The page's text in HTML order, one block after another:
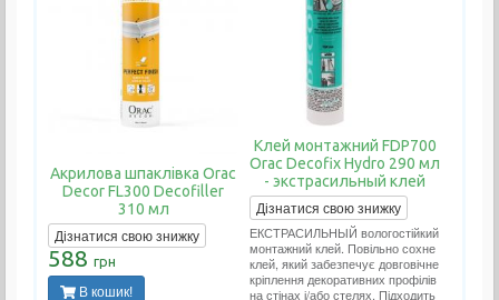
Акрилова шпаклівка Orac
Decor FL300 Decofiller
310 мл
Дізнатися свою знижку
588 грн
В кошик!
Клей монтажний FDP700
Orac Decofix Hydro 290 мл
- экстрасильный клей
Дізнатися свою знижку
ЕКСТРАСИЛЬНЫЙ вологостійкий
монтажний клей. Повільно сохне
клей, який забезпечує довговічне
кріплення декоративних профілів
на стінах і/або стелях. Підходить